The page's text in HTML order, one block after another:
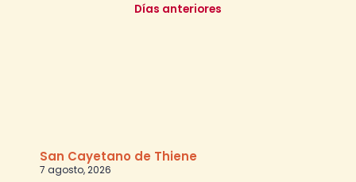
Días anteriores
San Cayetano de Thiene
7 agosto, 2026